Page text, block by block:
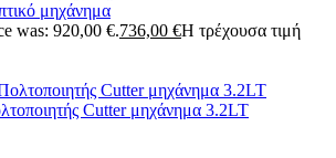
μηχάνημα
was: 920,00 €.736,00 €Η τρέχουσα τιμή
Cutter μηχάνημα 3.2LT